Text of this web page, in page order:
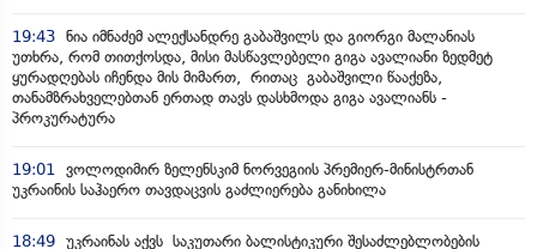
19:43 ნია იმნაძემ ალექსანდრე გაბაშვილს და გიორგი მალანიას
უთხრა, რომ თითქოსდა, მისი მასწავლებელი გიგა ავალიანი ზედმეტ
ყურადღებას იჩენდა მის მიმართ, რითაც გაბაშვილი წააქეზა,
თანამზრახველებთან ერთად თავს დასხმოდა გიგა ავალიანს -
პროკურატურა
19:01
ვოლოდიმირ ზელენსკიმ ნორვეგიის პრემიერ-მინისტრთან
უკრაინის საჰაერო თავდაცვის გაძლიერება განიხილა
18:49 უკრაინას აქვს საკუთარი ბალისტიკური შესაძლებლობების